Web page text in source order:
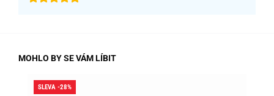
MOHLO BY SE VÁM LÍBIT
SLEVA -28%